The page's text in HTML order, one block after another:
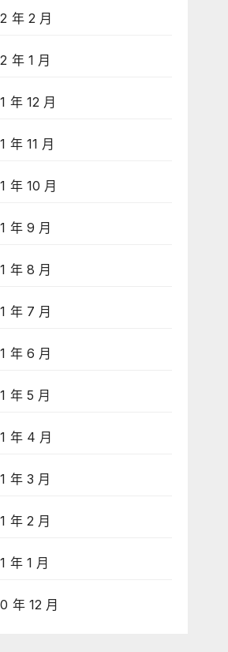
年 2 月
年 1 月
年 12 月
年 11 月
年 10 月
年 9 月
年 8 月
年 7 月
年 6 月
年 5 月
年 4 月
年 3 月
年 2 月
年 1 月
年 12 月